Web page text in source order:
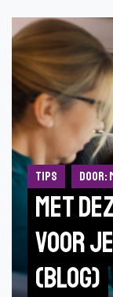
Tips Door:
Met
voor
(Blog)